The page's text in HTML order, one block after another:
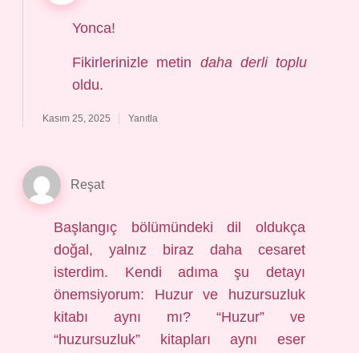
Yonca!
Fikirlerinizle metin daha derli toplu
oldu.
Kasım 25, 2025 Yanıtla
Reşat
Başlangıç bölümündeki dil oldukça
doğal, yalnız biraz daha cesaret
isterdim. Kendi adıma şu detayı
önemsiyorum: Huzur ve huzursuzluk
kitabı aynı mı? “Huzur” ve
“huzursuzluk” kitapları aynı eser